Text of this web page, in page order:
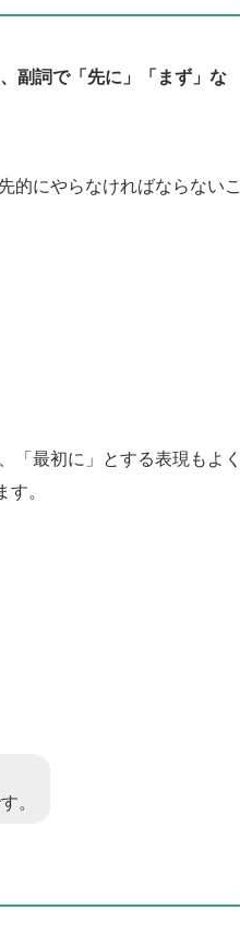
副詞で「先に」「まず」な
的にやらなければならないこ
「最初に」とする表現もよく
。
。